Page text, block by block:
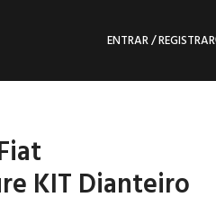
ENTRAR / REGISTRAR
KIT Dianteiro